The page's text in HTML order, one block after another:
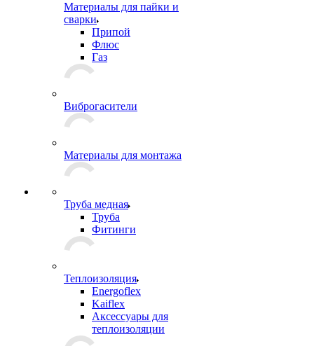
Материалы для пайки и
сварки
Припой
Флюс
Газ
Виброгасители
Материалы для монтажа
Труба медная
Труба
Фитинги
Теплоизоляция
Energoflex
Kaiflex
Аксессуары для
теплоизоляции